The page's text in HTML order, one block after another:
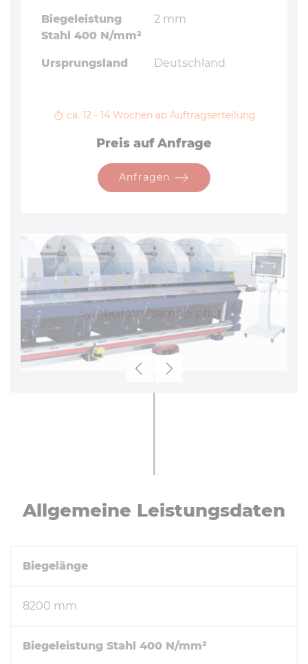
ZurückWeiter
Biegeleistung
Stahl 400 N/mm²
2 mm
Ursprungsland Deutschland
ca. 12 - 14 Wochen ab Auftragserteilung
Preis auf Anfrage
Anfragen
All­ge­mei­ne Leis­tungs­da­ten
Biegelänge
8200 mm
Biegeleistung Stahl 400 N/mm²